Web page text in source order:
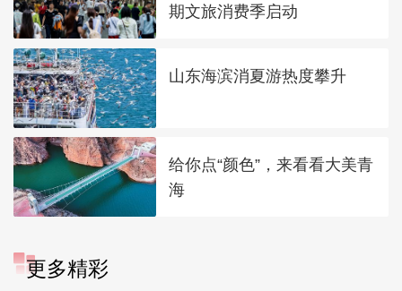
期文旅消费季启动
山东海滨消夏游热度攀升
给你点“颜色”，来看看大美青
海
更多精彩